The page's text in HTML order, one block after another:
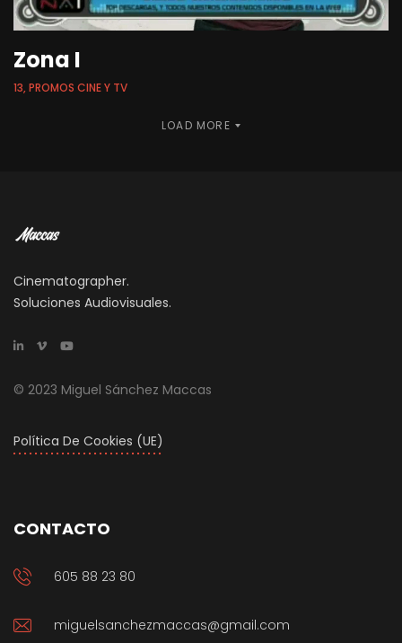
Zona I
13, PROMOS CINE Y TV
LOAD MORE
Cinematographer.
Soluciones Audiovisuales.
© 2023 Miguel Sánchez Maccas
Política De Cookies (UE)
CONTACTO
605 88 23 80
miguelsanchezmaccas@gmail.com